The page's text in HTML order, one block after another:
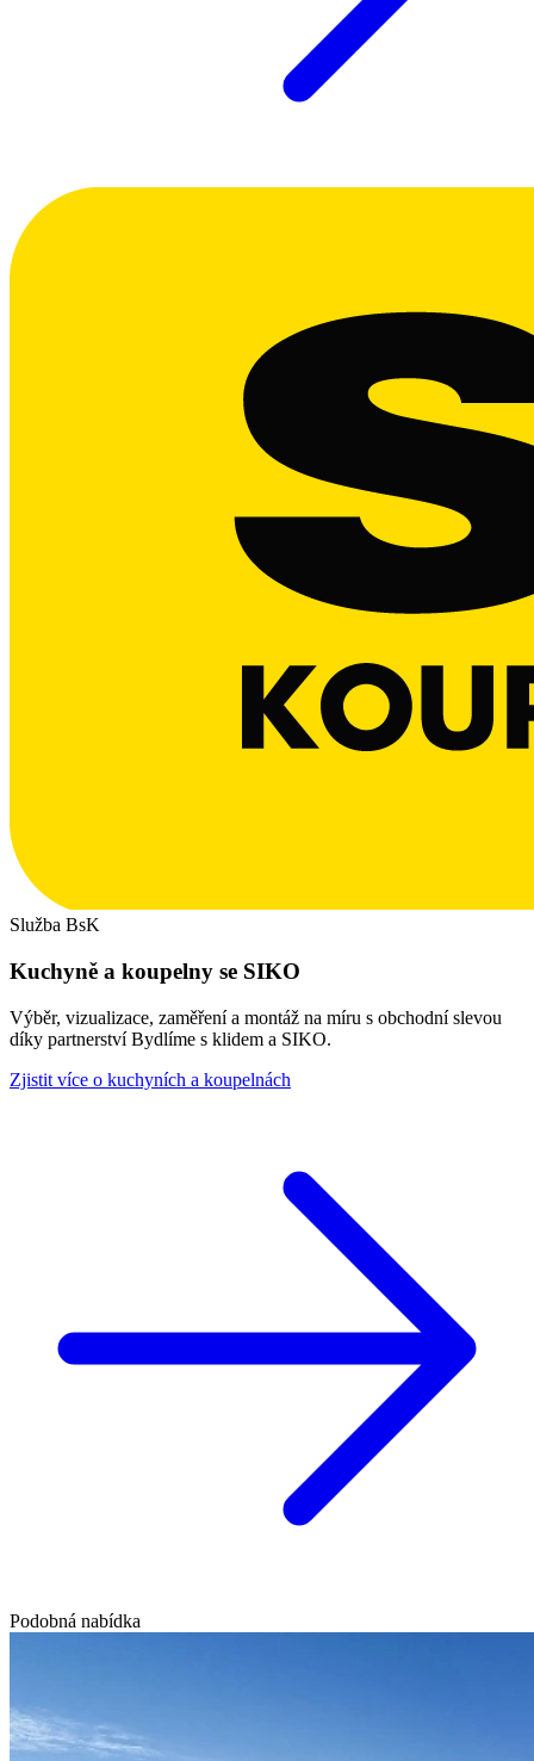
Služba BsK
Kuchyně a koupelny se SIKO
Výběr, vizualizace, zaměření a montáž na míru s obchodní slevou
díky partnerství Bydlíme s klidem a SIKO.
Zjistit více o kuchyních a koupelnách
Podobná nabídka